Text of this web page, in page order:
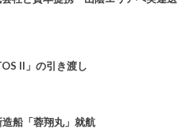
II」の引き渡し
船「蓉翔丸」就航